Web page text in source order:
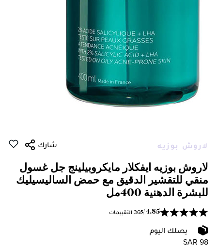
لاروش بوزيه شارك
لاروش بوزيه ايفكلار مايكروبيلينج جل غسول
منقي للتقشير الدقيق مع حمض الساليسيليك
للبشرة الدهنية 400مل
4.85
/
536 التقييمات
يصلك اليوم
SAR 98